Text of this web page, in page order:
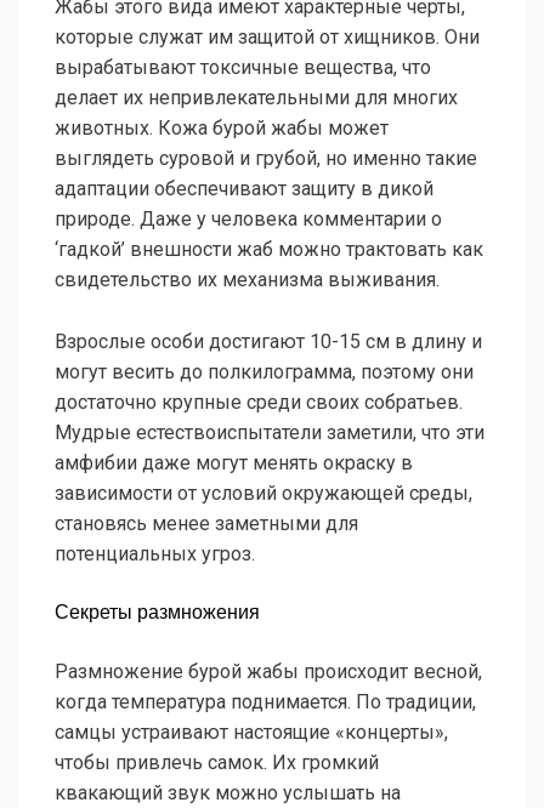
Жабы этого вида имеют характерные черты,
которые служат им защитой от хищников. Они
вырабатывают токсичные вещества, что
делает их непривлекательными для многих
животных. Кожа бурой жабы может
выглядеть суровой и грубой, но именно такие
адаптации обеспечивают защиту в дикой
природе. Даже у человека комментарии о
‘гадкой’ внешности жаб можно трактовать как
свидетельство их механизма выживания.
Взрослые особи достигают 10-15 см в длину и
могут весить до полкилограмма, поэтому они
достаточно крупные среди своих собратьев.
Мудрые естествоиспытатели заметили, что эти
амфибии даже могут менять окраску в
зависимости от условий окружающей среды,
становясь менее заметными для
потенциальных угроз.
Секреты размножения
Размножение бурой жабы происходит весной,
когда температура поднимается. По традиции,
самцы устраивают настоящие «концерты»,
чтобы привлечь самок. Их громкий
квакающий звук можно услышать на